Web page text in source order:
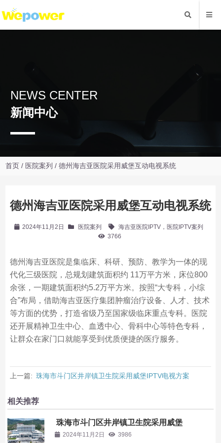
NEWS CENTER
新闻中心
首页 / 医院案列 / 德州海吉亚医院采用威堡互动电视系统
德州海吉亚医院采用威堡互动电视系统
2024年11月2日 医院案列
海吉亚医院IPTV，医院IPTV案列
3766
德州海吉亚医院是集临床、科研、预防、教学为一体的现
代化三级医院，总规划建筑面积约 11万平方米，床位800
余张，一期建筑面积约5.2万平方米。按照“大专科，小综
合”布局，借助海吉亚医疗集团肿瘤治疗设备、人才、技术
等方面的优势，打造省级乃至国家级临床重点专科。医院
还开展精神卫生中心、血透中心、骨科中心等特色专科，
让群众在家门口就能享受到优质便捷的医疗服务。
上一篇: 珠海市斗门区井岸镇卫生院采用威堡IPTV电视方案
相关推荐
珠海市斗门区井岸镇卫生院采用威堡
IPTV电视方案
2024年11月2日 3986